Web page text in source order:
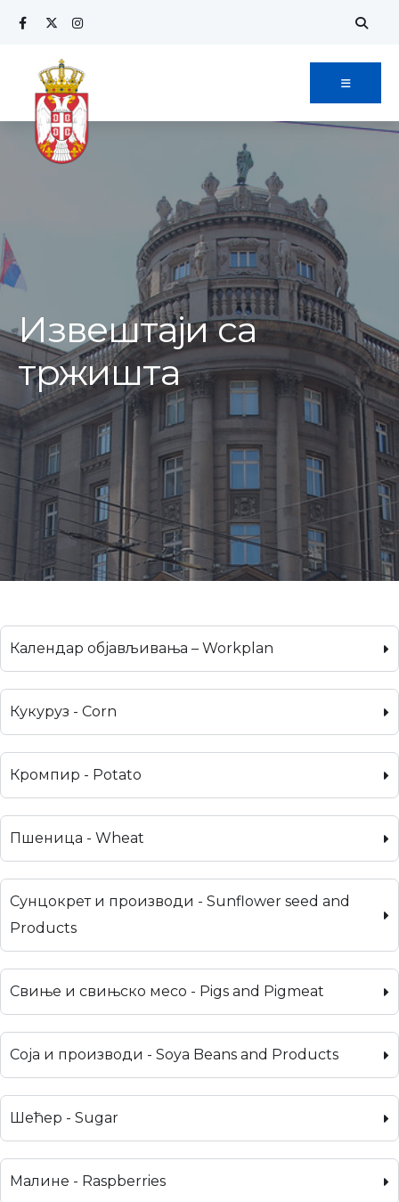
Извештаји са
тржишта
Календар објављивања – Workplan
Кукуруз - Corn
Кромпир - Potato
Пшеница - Wheat
Сунцокрет и производи - Sunflower seed and
Products
Свиње и свињско месо - Pigs and Pigmeat
Соја и производи - Soya Beans and Products
Шећер - Sugar
Малине - Raspberries